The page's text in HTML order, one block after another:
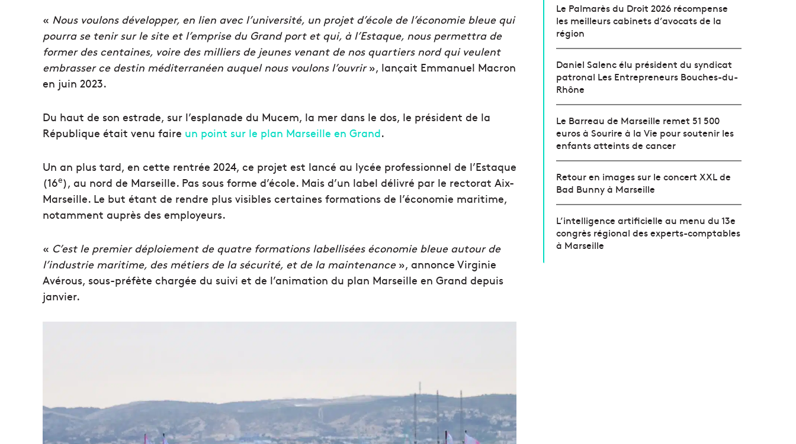
« Nous voulons développer, en lien avec l’université, un projet d’école de l’économie bleue qui
pourra se tenir sur le site et l’emprise du Grand port et qui, à l’Estaque, nous permettra de
former des centaines, voire des milliers de jeunes venant de nos quartiers nord qui veulent
embrasser ce destin méditerranéen auquel nous voulons l’ouvrir», lançait Emmanuel Macron
en juin 2023.
Du haut de son estrade, sur l’esplanade du Mucem, la mer dans le dos, le président de la
République était venu faire un point sur le plan Marseille en Grand.
Un an plus tard, en cette rentrée 2024, ce projet est lancé au lycée professionnel de l’Estaque
(16e), au nord de Marseille. Pas sous forme d’école. Mais d’un label délivré par le rectorat Aix-
Marseille. Le but étant de rendre plus visibles certaines formations de l’économie maritime,
notamment auprès des employeurs.
« C’est lepremier déploiement de quatre formations labellisées économie bleue autour de
l’industrie maritime, des métiers de la sécurité, et de la maintenance», annonce Virginie
Avérous, sous-préfète chargée du suivi et de l’animation du plan Marseille en Grand depuis
janvier.
Le Palmarès du Droit 2026 récompense
les meilleurs cabinets d’avocats de la
région
Daniel Salenc élu président du syndicat
patronal Les Entrepreneurs Bouches-du-
Rhône
Le Barreau de Marseille remet 51 500
euros à Sourire à la Vie pour soutenir les
enfants atteints de cancer
Retour en images sur le concert XXL de
Bad Bunny à Marseille
L’intelligence artificielle au menu du 13e
congrès régional des experts-comptables
à Marseille